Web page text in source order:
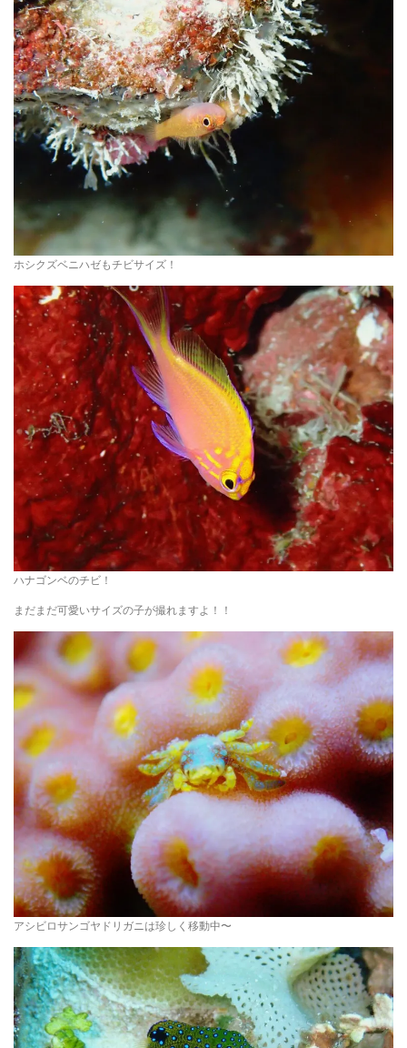
ホシクズベニハゼもチビサイズ！
ハナゴンベのチビ！
まだまだ可愛いサイズの子が撮れますよ！！
アシビロサンゴヤドリガニは珍しく移動中〜